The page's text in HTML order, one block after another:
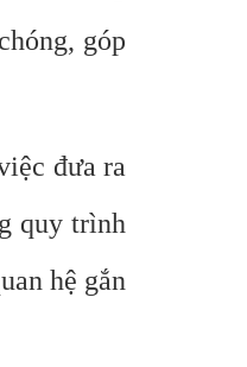
góp
đưa ra
quy trình
hệ gắn